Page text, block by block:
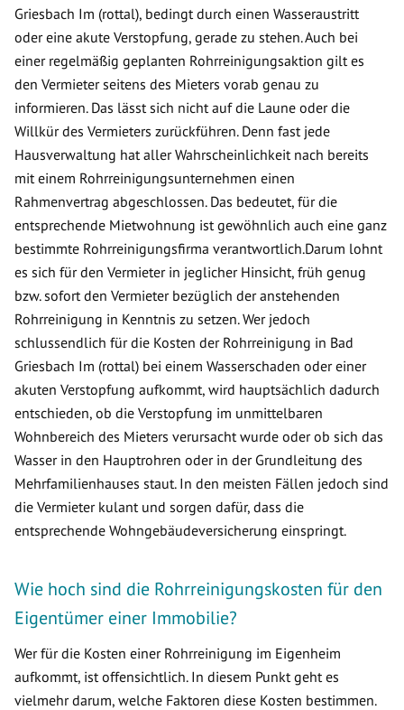
Griesbach Im (rottal), bedingt durch einen Wasseraustritt
oder eine akute Verstopfung, gerade zu stehen. Auch bei
einer regelmäßig geplanten Rohrreinigungsaktion gilt es
den Vermieter seitens des Mieters vorab genau zu
informieren. Das lässt sich nicht auf die Laune oder die
Willkür des Vermieters zurückführen. Denn fast jede
Hausverwaltung hat aller Wahrscheinlichkeit nach bereits
mit einem Rohrreinigungsunternehmen einen
Rahmenvertrag abgeschlossen. Das bedeutet, für die
entsprechende Mietwohnung ist gewöhnlich auch eine ganz
bestimmte Rohrreinigungsfirma verantwortlich.Darum lohnt
es sich für den Vermieter in jeglicher Hinsicht, früh genug
bzw. sofort den Vermieter bezüglich der anstehenden
Rohrreinigung in Kenntnis zu setzen. Wer jedoch
schlussendlich für die Kosten der Rohrreinigung in Bad
Griesbach Im (rottal) bei einem Wasserschaden oder einer
akuten Verstopfung aufkommt, wird hauptsächlich dadurch
entschieden, ob die Verstopfung im unmittelbaren
Wohnbereich des Mieters verursacht wurde oder ob sich das
Wasser in den Hauptrohren oder in der Grundleitung des
Mehrfamilienhauses staut. In den meisten Fällen jedoch sind
die Vermieter kulant und sorgen dafür, dass die
entsprechende Wohngebäudeversicherung einspringt.
Wie hoch sind die Rohrreinigungskosten für den
Eigentümer einer Immobilie?
Wer für die Kosten einer Rohrreinigung im Eigenheim
aufkommt, ist offensichtlich. In diesem Punkt geht es
vielmehr darum, welche Faktoren diese Kosten bestimmen.